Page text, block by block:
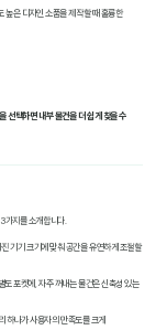
높은 디자인 소품을 제작할 때 훌륭한
선택하면 내부 물건을 더 쉽게 찾을 수
가지를 소개합니다.
기기 크기에 맞춰 공간을 유연하게 조절할
포켓에, 자주 꺼내는 물건은 신축성 있는
하나가 사용자의 만족도를 크게